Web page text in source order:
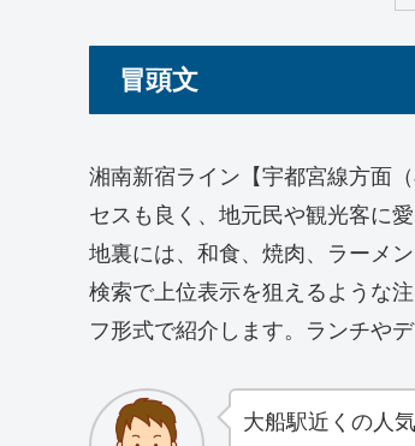
冒頭文
湘南新宿ライン【宇都宮線方面
セスも良く、地元民や観光客に
地裏には、和食、焼肉、ラーメ
検索で上位表示を狙えるような
フ形式で紹介します。ランチや
大船駅近くの人